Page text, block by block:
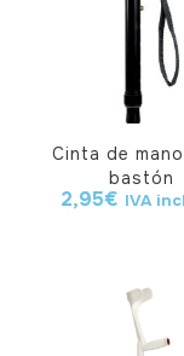
Cinta de
bastón
2,95€ IVA